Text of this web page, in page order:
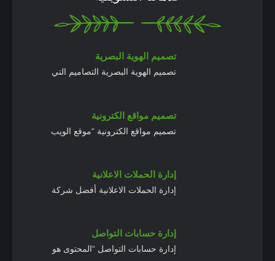
تصميم الهوية البصرية
تصميم الهوية البصرية التصاميم التي
تصميم مواقع الكترونية
تصميم مواقع الكترونية “موقع الويب
إدارة الحملات الاعلانية
إدارة الحملات الاعلانية أفضل شركة
إدارة حسابات التواصل
إدارة حسابات التواصل “المحتوى هو